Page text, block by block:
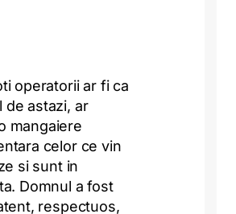
operatorii ar fi ca
de astazi, ar
mangaiere
celor ce vin
si sunt in
Domnul a fost
respectuos,